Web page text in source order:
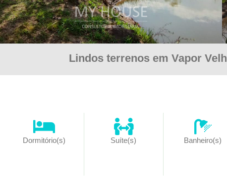
Lindos terrenos em Vapor
Dormitório(s) Suíte(s) Banheiro(s)